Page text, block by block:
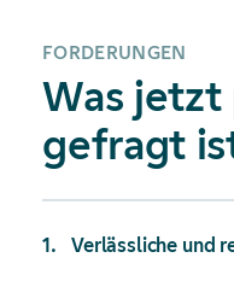
FORDERUNGEN
Was
gefragt
Verlässliche und